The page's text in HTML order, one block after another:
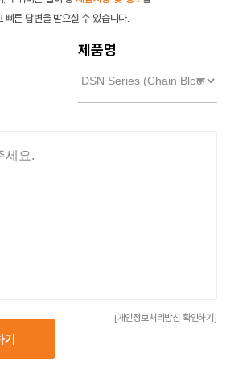
른 답변을 받으실 수 있습니다.
제품명
[개인정보처리방침 확인하기]
기